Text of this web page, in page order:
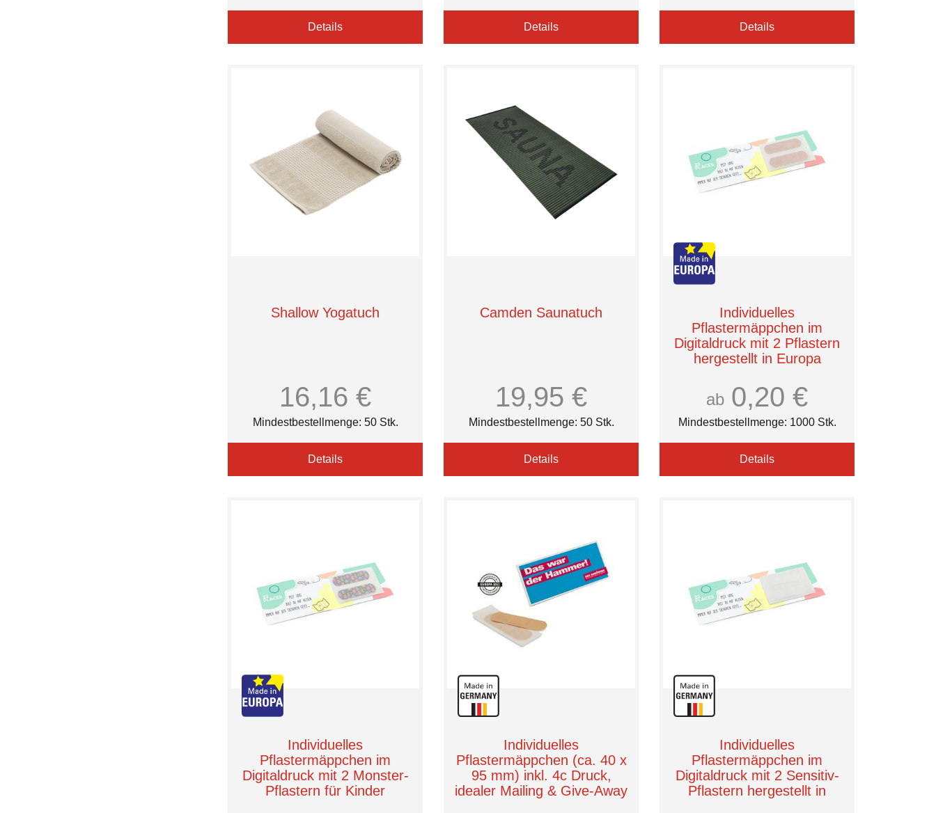
Details Details Details
Shallow Yogatuch
16,16 €
Mindestbestellmenge: 50 Stk.
Details
Camden Saunatuch
19,95 €
Mindestbestellmenge: 50 Stk.
Details
Individuelles
Pflastermäppchen im
Digitaldruck mit 2 Pflastern
hergestellt in Europa
ab 0,20 €
Mindestbestellmenge: 1000 Stk.
Details
Individuelles
Pflastermäppchen im
Digitaldruck mit 2 Monster-
Pflastern für Kinder
Individuelles
Pflastermäppchen (ca. 40 x
95 mm) inkl. 4c Druck,
idealer Mailing & Give-Away
Individuelles
Pflastermäppchen im
Digitaldruck mit 2 Sensitiv-
Pflastern hergestellt in